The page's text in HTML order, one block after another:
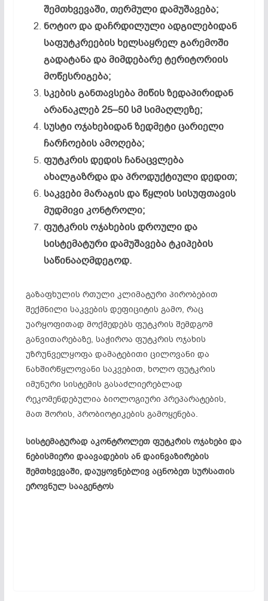
შემთხვევაში, თერმული დამუშავება;
ნოტიო და დაჩრდილული ადგილებიდან
საფუტკრეების ხელსაყრელ გარემოში
გადატანა და მიმდებარე ტერიტორიის
მოწესრიგება;
სკების განთავსება მიწის ზედაპირიდან
არანაკლებ 25–50 სმ სიმაღლეზე;
სუსტი ოჯახებიდან ზედმეტი ცარიელი
ჩარჩოების ამოღება;
ფუტკრის დედის ჩანაცვლება
ახალგაზრდა და პროდუქტიული დედით;
საკვები მარაგის და წყლის სისუფთავის
მუდმივი კონტროლი;
ფუტკრის ოჯახების დროული და
სისტემატური დამუშავება ტკიპების
საწინააღმდეგოდ.
გაზაფხულის რთული კლიმატური პირობებით
შექმნილი საკვების დეფიციტის გამო, რაც
უარყოფითად მოქმედებს ფუტკრის შემდგომ
განვითარებაზე, საჭიროა ფუტკრის ოჯახის
უზრუნველყოფა დამატებითი ცილოვანი და
ნახშირწყლოვანი საკვებით, ხოლო ფუტკრის
იმუნური სისტემის გასაძლიერებლად
რეკომენდებულია ბიოლოგიური პრეპარატების,
მათ შორის, პრობიოტიკების გამოყენება.
სისტემატურად აკონტროლეთ ფუტკრის ოჯახები და
ნებისმიერი დაავადების ან დაინვაზირების
შემთხვევაში, დაუყოვნებლივ აცნობეთ სურსათის
ეროვნულ სააგენტოს